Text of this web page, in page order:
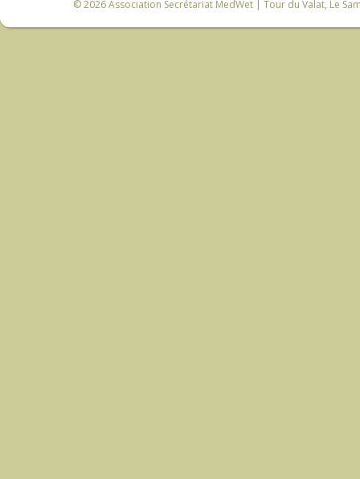
© 2026Association Secrétariat MedWet | Tour du Valat, Le